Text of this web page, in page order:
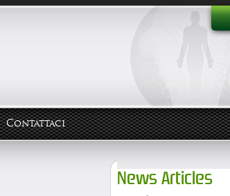
Contattaci
News Articles